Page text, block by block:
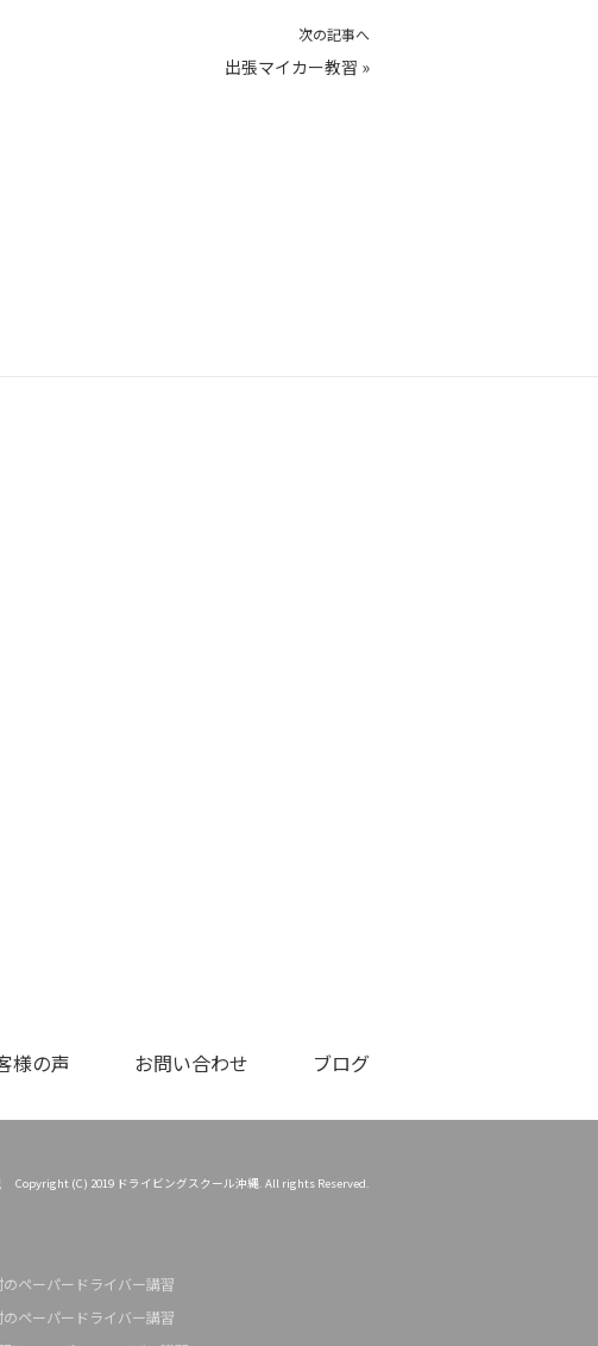
次の記事へ
出張マイカー教習 »
様の声 お問い合わせ ブログ
Copyright (C) 2019 ドライビングスクール沖縄. All rights Reserved.
のペーパードライバー講習
のペーパードライバー講習